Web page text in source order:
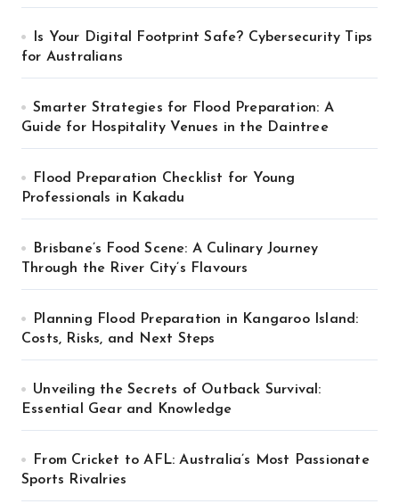
Is Your Digital Footprint Safe? Cybersecurity Tips
for Australians
Smarter Strategies for Flood Preparation: A
Guide for Hospitality Venues in the Daintree
Flood Preparation Checklist for Young
Professionals in Kakadu
Brisbane’s Food Scene: A Culinary Journey
Through the River City’s Flavours
Planning Flood Preparation in Kangaroo Island:
Costs, Risks, and Next Steps
Unveiling the Secrets of Outback Survival:
Essential Gear and Knowledge
From Cricket to AFL: Australia’s Most Passionate
Sports Rivalries